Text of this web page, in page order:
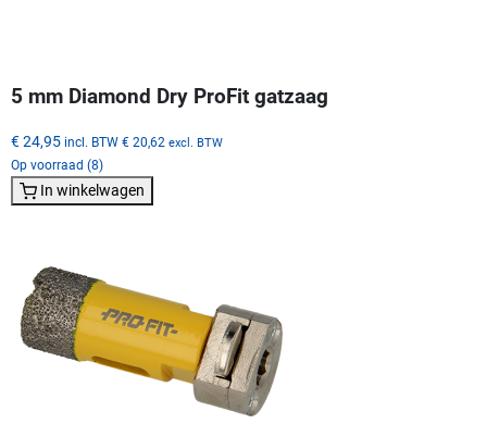
5 mm Diamond Dry ProFit gatzaag
€ 24,95 incl. BTW € 20,62 excl. BTW
Op voorraad (8)
In winkelwagen